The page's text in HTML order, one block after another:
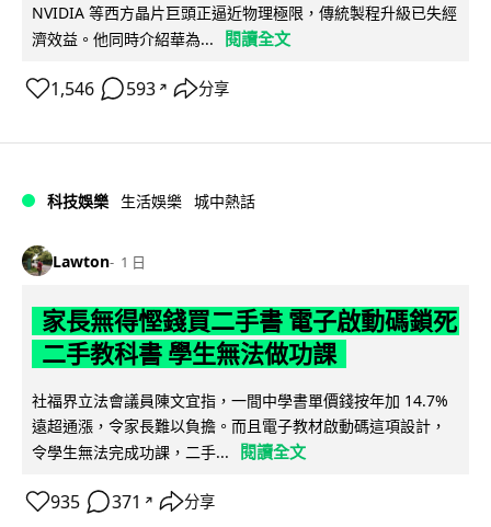
NVIDIA 等西方晶片巨頭正逼近物理極限，傳統製程升級已失經
濟效益。他同時介紹華為...
閱讀全文
1,546 593 ↗ 分享
科技娛樂 生活娛樂 城中熱話
Lawton 1 日
家長無得慳錢買二手書 電子啟動碼鎖死
二手教科書 學生無法做功課
社福界立法會議員陳文宜指，一間中學書單價錢按年加 14.7%
遠超通漲，令家長難以負擔。而且電子教材啟動碼這項設計，
令學生無法完成功課，二手...
閱讀全文
935 371 ↗ 分享